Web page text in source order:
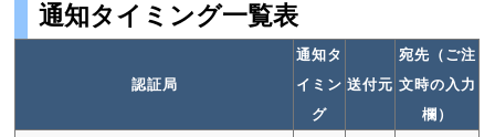
通知タイミング一覧表
認証局
通知タ
イミン
グ
送付元
宛先（ご注
文時の入力
欄）